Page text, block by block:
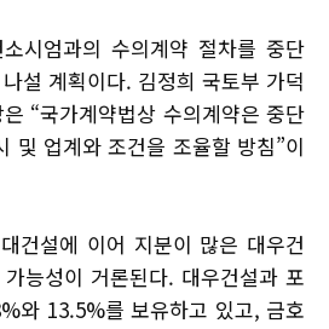
시엄과의 수의계약 절차를 중단
설 계획이다. 김정희 국토부 가덕
“국가계약법상 수의계약은 중단
및 업계와 조건을 조율할 방침”이
건설에 이어 지분이 많은 대우건
능성이 거론된다. 대우건설과 포
와 13.5%를 보유하고 있고, 금호